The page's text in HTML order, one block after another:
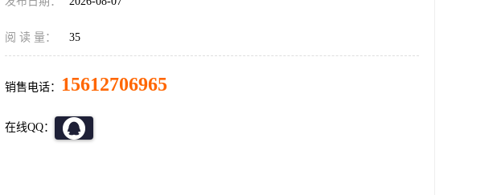
阅 读 量： 35
销售电话： 15612706965
在线QQ：